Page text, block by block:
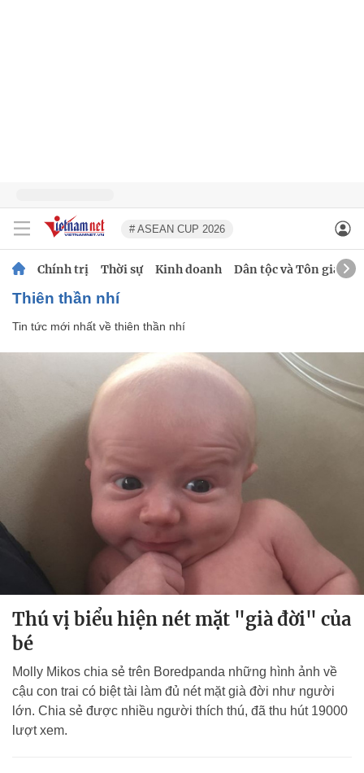
# ASEAN CUP 2026
Chính trị Thời sự Kinh doanh Dân tộc và Tôn giáo
thiên thần nhí
Tin tức mới nhất về thiên thần nhí
Thú vị biểu hiện nét mặt "già đời" của
bé
Molly Mikos chia sẻ trên Boredpanda những hình ảnh về
cậu con trai có biệt tài làm đủ nét mặt già đời như người
lớn. Chia sẻ được nhiều người thích thú, đã thu hút 19000
lượt xem.